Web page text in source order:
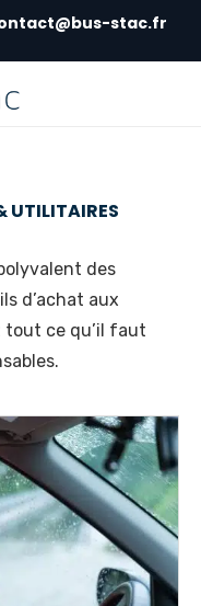
stac.fr
UTILITAIRES
des
d’achat aux
tout ce qu’il faut